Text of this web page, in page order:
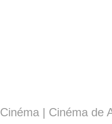
| Cinéma de